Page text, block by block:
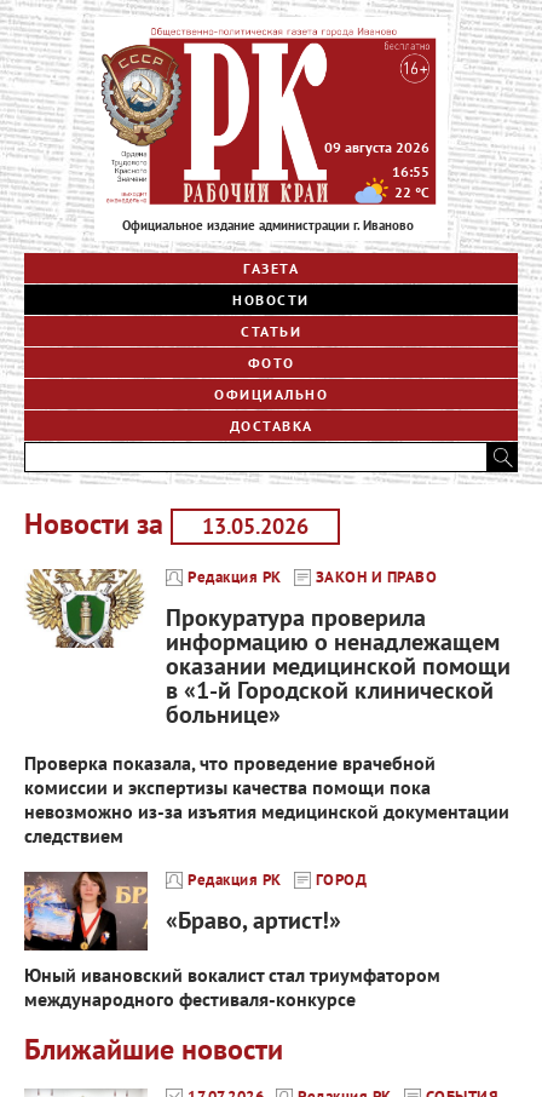
Официальное издание администрации г. Иваново
09 августа 2026
16:55
22 °C
ГАЗЕТА
НОВОСТИ
СТАТЬИ
ФОТО
ОФИЦИАЛЬНО
ДОСТАВКА
Новости за
Редакция РК ЗАКОН И ПРАВО
Прокуратура проверила
информацию о ненадлежащем
оказании медицинской помощи
в «1-й Городской клинической
больнице»
Проверка показала, что проведение врачебной
комиссии и экспертизы качества помощи пока
невозможно из-за изъятия медицинской документации
следствием
Редакция РК ГОРОД
«Браво, артист!»
Юный ивановский вокалист стал триумфатором
международного фестиваля‑конкурсе
Ближайшие новости